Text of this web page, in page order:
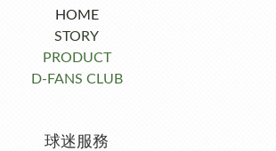
HOME
STORY
PRODUCT
D-FANS CLUB
球迷服務